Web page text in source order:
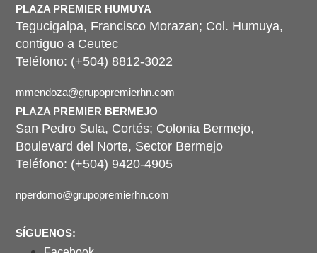
PLAZA PREMIER HUMUYA
Tegucigalpa, Francisco Morazan; Col. Humuya,
contiguo a Ceutec
Teléfono: (+504) 8812-3022
mmendoza@grupopremierhn.com
PLAZA PREMIER BERMEJO
San Pedro Sula, Cortés; Colonia Bermejo,
Boulevard del Norte, Sector Bermejo
Teléfono: (+504) 9420-4905
nperdomo@grupopremierhn.com
SÍGUENOS: